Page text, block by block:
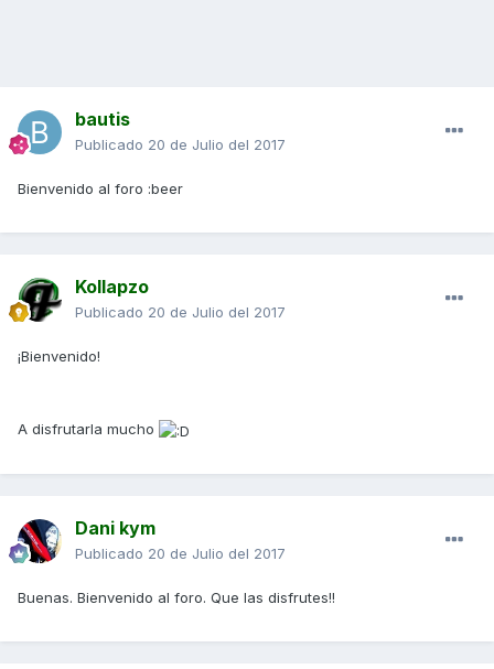
bautis
Publicado 20 de Julio del 2017
Bienvenido al foro :beer
Kollapzo
Publicado 20 de Julio del 2017
¡Bienvenido!
A disfrutarla mucho
Dani kym
Publicado 20 de Julio del 2017
Buenas. Bienvenido al foro. Que las disfrutes!!